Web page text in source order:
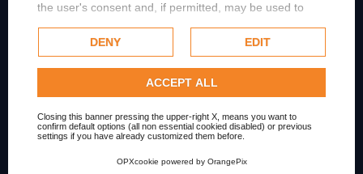
the user's consent and, if permitted, may be used to
Google uses collected data, please refer toGoogle's
Privacy Policy.
Check our extended cookie policy.
DENY EDIT
ACCEPT ALL
Closing this banner pressing the upper-right X, means you want to
confirm default options (all non essential cookied disabled) or previous
settings if you have already customized them before.
OPXcookie powered by OrangePix
MODELLO COMPATIBILE
ConditionNew